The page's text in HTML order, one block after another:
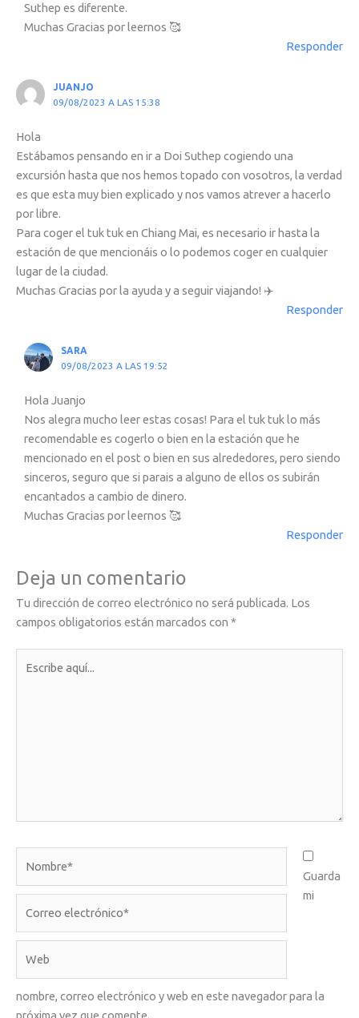
Suthep es diferente.
Muchas Gracias por leernos 🥰
Responder
JUANJO
09/08/2023 A LAS 15:38
Hola
Estábamos pensando en ir a Doi Suthep cogiendo una
excursión hasta que nos hemos topado con vosotros, la verdad
es que esta muy bien explicado y nos vamos atrever a hacerlo
por libre.
Para coger el tuk tuk en Chiang Mai, es necesario ir hasta la
estación de que mencionáis o lo podemos coger en cualquier
lugar de la ciudad.
Muchas Gracias por la ayuda y a seguir viajando! ✈️
Responder
SARA
09/08/2023 A LAS 19:52
Hola Juanjo
Nos alegra mucho leer estas cosas! Para el tuk tuk lo más
recomendable es cogerlo o bien en la estación que he
mencionado en el post o bien en sus alrededores, pero siendo
sinceros, seguro que si parais a alguno de ellos os subirán
encantados a cambio de dinero.
Muchas Gracias por leernos 🥰
Responder
Deja un comentario
Tu dirección de correo electrónico no será publicada. Los
campos obligatorios están marcados con *
electrónico*
Guarda
mi
nombre, correo electrónico y web en este navegador para la
próxima vez que comente.